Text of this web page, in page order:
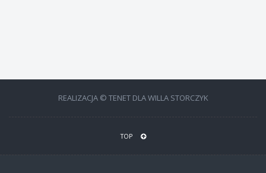
REALIZACJA © TENET DLA WILLA STORCZYK
TOP